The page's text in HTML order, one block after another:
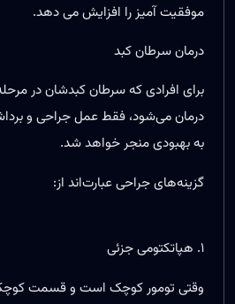
موفقیت آمیز را افزایش می دهد.
درمان سرطان کبد
برای افرادی که سرطان کبدشان در
درمان می‌شود، فقط عمل جراحی و
به بهبودی منجر خواهد شد.
گزینه‌های جراحی عبارت‌اند از:
۱. هپاتکتومی جزئی
وقتی تومور کوچک است و قسمت